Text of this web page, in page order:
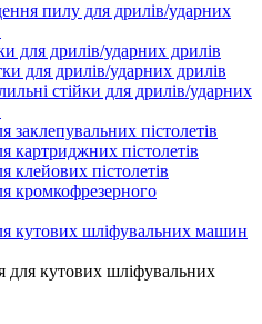
пилу для дрилів/ударних
для дрилів/ударних дрилів
для дрилів/ударних дрилів
стійки для дрилів/ударних
заклепувальних пістолетів
картриджних пістолетів
клейових пістолетів
кромкофрезерного
кутових шліфувальних машин
для кутових шліфувальних